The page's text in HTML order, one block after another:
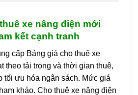
xe nâng điện mới
kết cạnh tranh
cấp Bảng giá cho thuê xe
theo tải trọng và thời gian thuê,
tối ưu hóa ngân sách. Mức giá
khảo. Cho thuê xe nâng điện